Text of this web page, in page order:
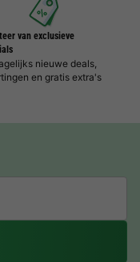
van exclusieve
nieuwe deals,
en gratis extra's